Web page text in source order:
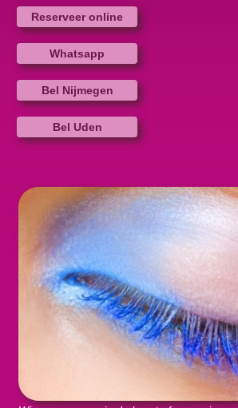
Reserveer online
Whatsapp
Bel Nijmegen
Bel Uden